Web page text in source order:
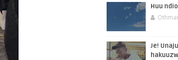
Huu
Je!